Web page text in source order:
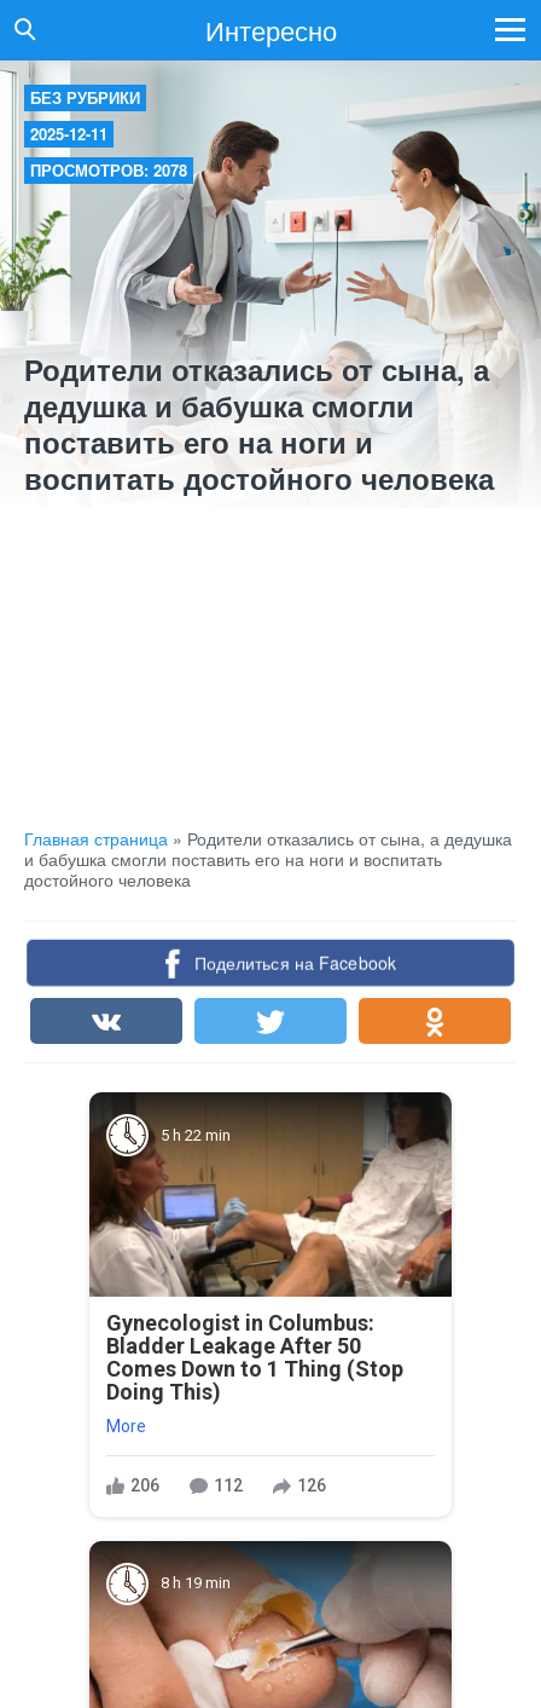
Интересно
БЕЗ РУБРИКИ
2025-12-11
ПРОСМОТРОВ: 2078
Родители отказались от сына, а
дедушка и бабушка смогли
поставить его на ноги и
воспитать достойного человека
Главная страница » Родители отказались от сына, а дедушка
и бабушка смогли поставить его на ноги и воспитать
достойного человека
Поделиться на Facebook
5 h 22 min
Gynecologist in Columbus:
Bladder Leakage After 50
Comes Down to 1 Thing (Stop
Doing This)
More
206 112 126
8 h 19 min